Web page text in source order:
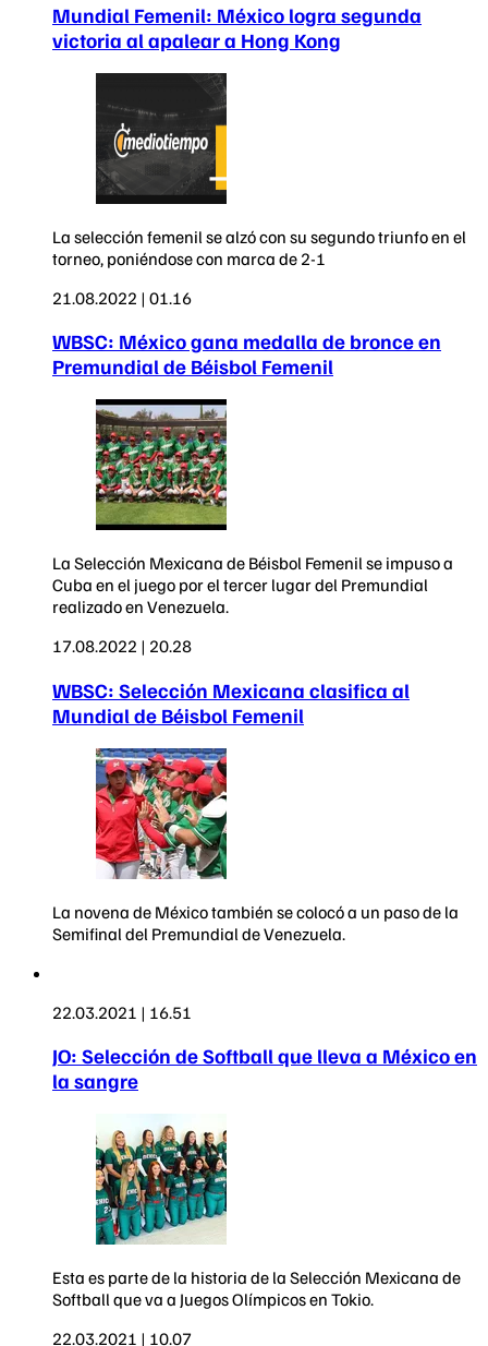
Mundial Femenil: México logra segunda
victoria al apalear a Hong Kong
La selección femenil se alzó con su segundo triunfo en el
torneo, poniéndose con marca de 2-1
21.08.2022 | 01.16
WBSC: México gana medalla de bronce en
Premundial de Béisbol Femenil
La Selección Mexicana de Béisbol Femenil se impuso a
Cuba en el juego por el tercer lugar del Premundial
realizado en Venezuela.
17.08.2022 | 20.28
WBSC: Selección Mexicana clasifica al
Mundial de Béisbol Femenil
La novena de México también se colocó a un paso de la
Semifinal del Premundial de Venezuela.
22.03.2021 | 16.51
JO: Selección de Softball que lleva a México en
la sangre
Esta es parte de la historia de la Selección Mexicana de
Softball que va a Juegos Olímpicos en Tokio.
22.03.2021 | 10.07